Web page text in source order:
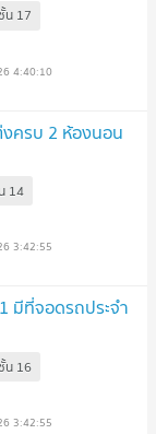
น 17
4:40:10
ครบ 2 ห้องนอน
14
3:42:55
มีที่จอดรถประจำ
น 16
3:42:55